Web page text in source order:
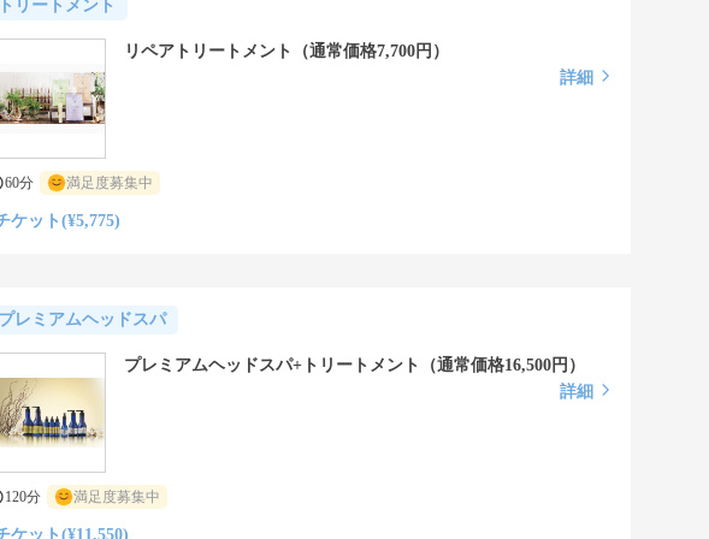
リートメント
リペアトリートメント（通常価格7,700円）
詳細
60分 満足度募集中
ケット(¥5,775)
レミアムヘッドスパ
プレミアムヘッドスパ+トリートメント（通常価格16,500円）
詳細
120分 満足度募集中
ケット(¥11,550)